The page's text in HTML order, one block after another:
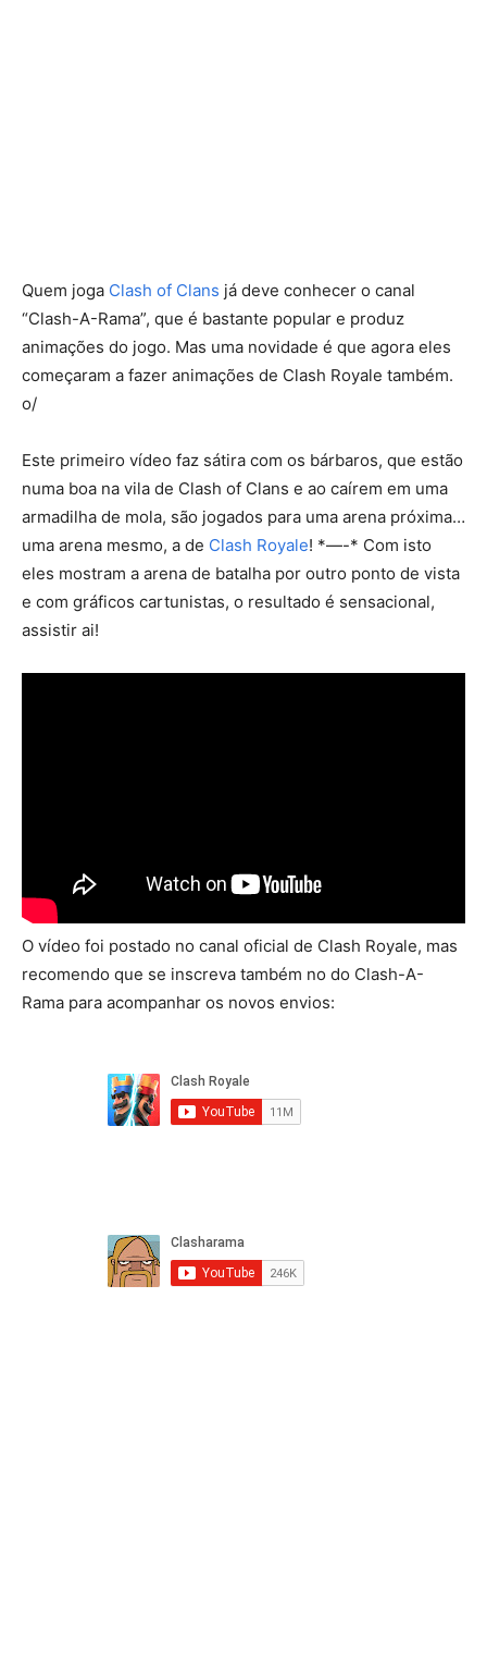
Quem joga Clash of Clans já deve conhecer o canal
“Clash-A-Rama”, que é bastante popular e produz
animações do jogo. Mas uma novidade é que agora eles
começaram a fazer animações de Clash Royale também.
o/
Este primeiro vídeo faz sátira com os bárbaros, que estão
numa boa na vila de Clash of Clans e ao caírem em uma
armadilha de mola, são jogados para uma arena próxima…
uma arena mesmo, a de Clash Royale! *—-* Com isto
eles mostram a arena de batalha por outro ponto de vista
e com gráficos cartunistas, o resultado é sensacional,
assistir ai!
O vídeo foi postado no canal oficial de Clash Royale, mas
recomendo que se inscreva também no do Clash-A-
Rama para acompanhar os novos envios: